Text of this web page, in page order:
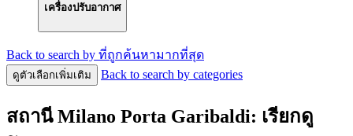
เครื่องปรับอากาศ
Back to search by ที่ถูกค้นหามากที่สุด
ดูตัวเลือกเพิ่มเติม Back to search by categories
สถานี Milano Porta Garibaldi: เรียกดู